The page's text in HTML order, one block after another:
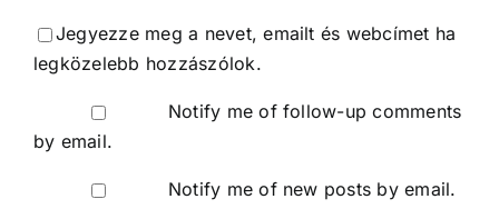
Jegyezze meg a nevet, emailt és webcímet ha
legközelebb hozzászólok.
Notify me of follow-up comments
by email.
Notify me of new posts by email.